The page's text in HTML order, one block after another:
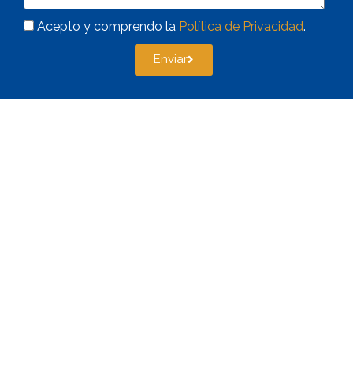
Acepto y comprendo la Política de Privacidad.
Enviar